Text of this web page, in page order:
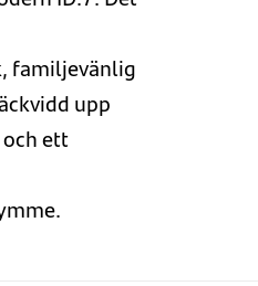
, familjevänlig
upp
och ett